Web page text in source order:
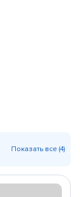
Показать все (4)